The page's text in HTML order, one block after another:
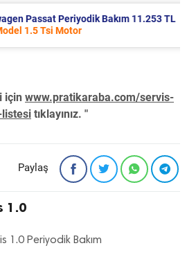
Periyodik Bakım 11.253 TL
Tsi Motor
için www.pratikaraba.com/servis-
tıklayınız. "
Paylaş
1.0
1.0 Periyodik Bakım